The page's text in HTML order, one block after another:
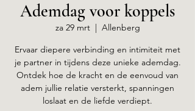
Ademdag voor koppels
za 29 mrt
  |
Allenberg
Ervaar diepere verbinding en intimiteit met
je partner in tijdens deze unieke ademdag.
Ontdek hoe de kracht en de eenvoud van
adem jullie relatie versterkt, spanningen
loslaat en de liefde verdiept.